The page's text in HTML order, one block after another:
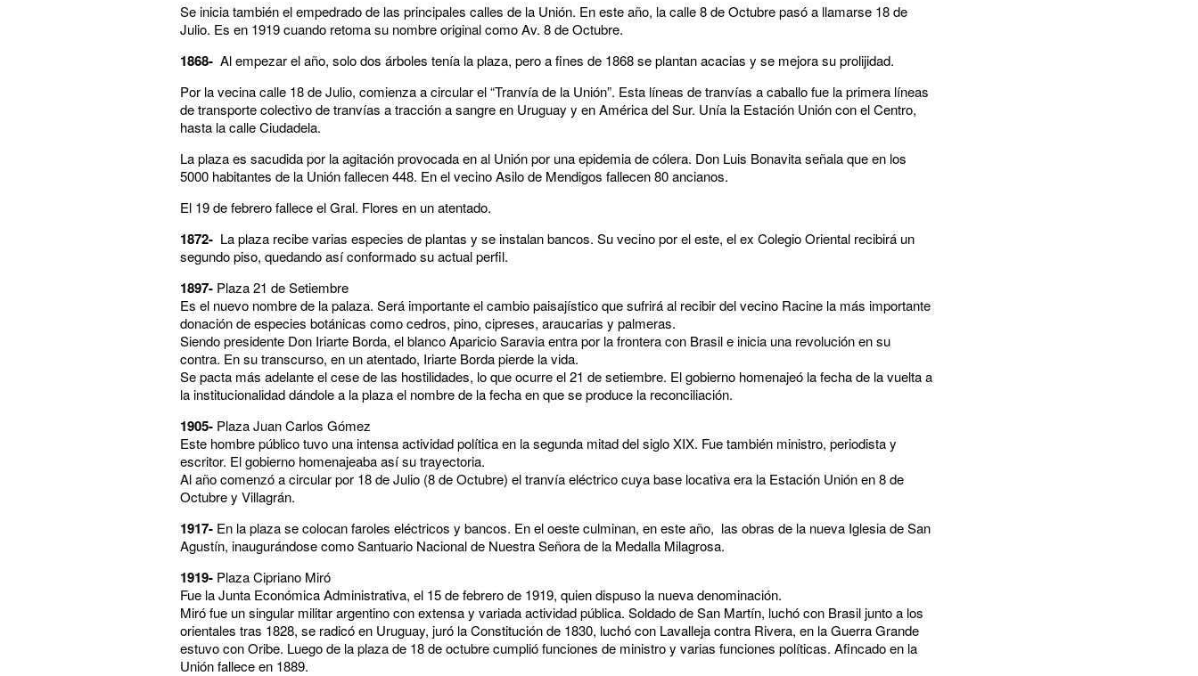
Se inicia también el empedrado de las principales calles de la Unión. En este año, la calle 8 de Octubre pasó a llamarse 18 de
Julio. Es en 1919 cuando retoma su nombre original como Av. 8 de Octubre.
1868- Al empezar el año, solo dos árboles tenía la plaza, pero a fines de 1868 se plantan acacias y se mejora su prolijidad.
Por la vecina calle 18 de Julio, comienza a circular el “Tranvía de la Unión”. Esta líneas de tranvías a caballo fue la primera líneas
de transporte colectivo de tranvías a tracción a sangre en Uruguay y en América del Sur. Unía la Estación Unión con el Centro,
hasta la calle Ciudadela.
La plaza es sacudida por la agitación provocada en al Unión por una epidemia de cólera. Don Luis Bonavita señala que en los
5000 habitantes de la Unión fallecen 448. En el vecino Asilo de Mendigos fallecen 80 ancianos.
El 19 de febrero fallece el Gral. Flores en un atentado.
1872- La plaza recibe varias especies de plantas y se instalan bancos. Su vecino por el este, el ex Colegio Oriental recibirá un
segundo piso, quedando así conformado su actual perfil.
1897- Plaza 21 de Setiembre
Es el nuevo nombre de la palaza. Será importante el cambio paisajístico que sufrirá al recibir del vecino Racine la más importante
donación de especies botánicas como cedros, pino, cipreses, araucarias y palmeras.
Siendo presidente Don Iriarte Borda, el blanco Aparicio Saravia entra por la frontera con Brasil e inicia una revolución en su
contra. En su transcurso, en un atentado, Iriarte Borda pierde la vida.
Se pacta más adelante el cese de las hostilidades, lo que ocurre el 21 de setiembre. El gobierno homenajeó la fecha de la vuelta a
la institucionalidad dándole a la plaza el nombre de la fecha en que se produce la reconciliación.
1905- Plaza Juan Carlos Gómez
Este hombre público tuvo una intensa actividad política en la segunda mitad del siglo XIX. Fue también ministro, periodista y
escritor. El gobierno homenajeaba así su trayectoria.
Al año comenzó a circular por 18 de Julio (8 de Octubre) el tranvía eléctrico cuya base locativa era la Estación Unión en 8 de
Octubre y Villagrán.
1917- En la plaza se colocan faroles eléctricos y bancos. En el oeste culminan, en este año, las obras de la nueva Iglesia de San
Agustín, inaugurándose como Santuario Nacional de Nuestra Señora de la Medalla Milagrosa.
1919- Plaza Cipriano Miró
Fue la Junta Económica Administrativa, el 15 de febrero de 1919, quien dispuso la nueva denominación.
Miró fue un singular militar argentino con extensa y variada actividad pública. Soldado de San Martín, luchó con Brasil junto a los
orientales tras 1828, se radicó en Uruguay, juró la Constitución de 1830, luchó con Lavalleja contra Rivera, en la Guerra Grande
estuvo con Oribe. Luego de la plaza de 18 de octubre cumplió funciones de ministro y varias funciones políticas. Afincado en la
Unión fallece en 1889.